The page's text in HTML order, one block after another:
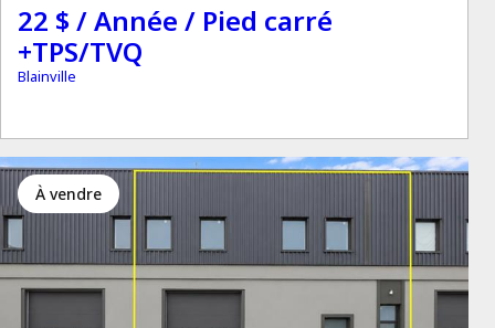
22 $ / Année / Pied carré
+TPS/TVQ
Blainville
à vendre